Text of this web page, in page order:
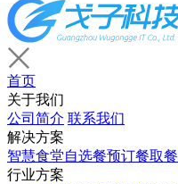
首页
关于我们
公司简介 联系我们
解决方案
智慧食堂自选餐预订餐取餐
行业方案